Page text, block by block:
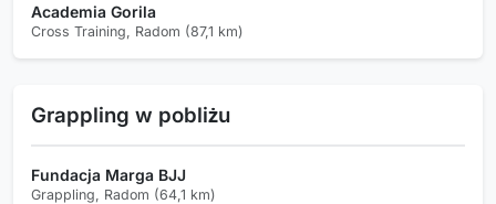
Academia Gorila
Cross Training, Radom (87,1 km)
Grappling w pobliżu
Fundacja Marga BJJ
Grappling, Radom (64,1 km)